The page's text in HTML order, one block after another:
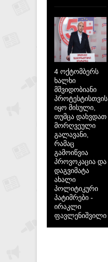
4 ოქტომბერს
ხალხი
მშვიდობიანი
პროტესტისთვის
იყო მისული,
თუმცა დახვდათ
მორღვეული
გალავანი,
რამაც
გამოიწვია
პროვოკაცია და
დაგვიმატა
ახალი
პოლიტიკური
პატიმრები -
ირაკლი
ფავლენიშვილი